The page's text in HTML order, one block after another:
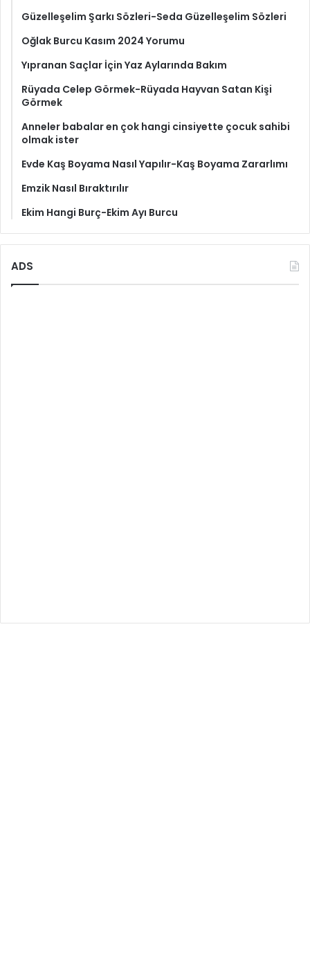
Güzelleşelim Şarkı Sözleri-Seda Güzelleşelim Sözleri
Oğlak Burcu Kasım 2024 Yorumu
Yıpranan Saçlar İçin Yaz Aylarında Bakım
Rüyada Celep Görmek-Rüyada Hayvan Satan Kişi
Görmek
Anneler babalar en çok hangi cinsiyette çocuk sahibi
olmak ister
Evde Kaş Boyama Nasıl Yapılır-Kaş Boyama Zararlımı
Emzik Nasıl Bıraktırılır
Ekim Hangi Burç-Ekim Ayı Burcu
ADS